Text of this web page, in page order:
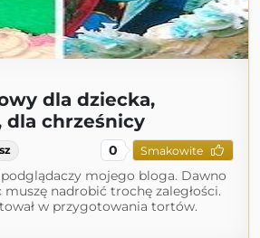
dla dziecka,
dla chrześnicy
0 Smakowite
mojego bloga. Dawno
muszę nadrobić trochę zaległości.
w przygotowania tortów.